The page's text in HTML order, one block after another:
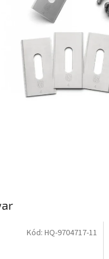
Kód: HQ-9704717-11